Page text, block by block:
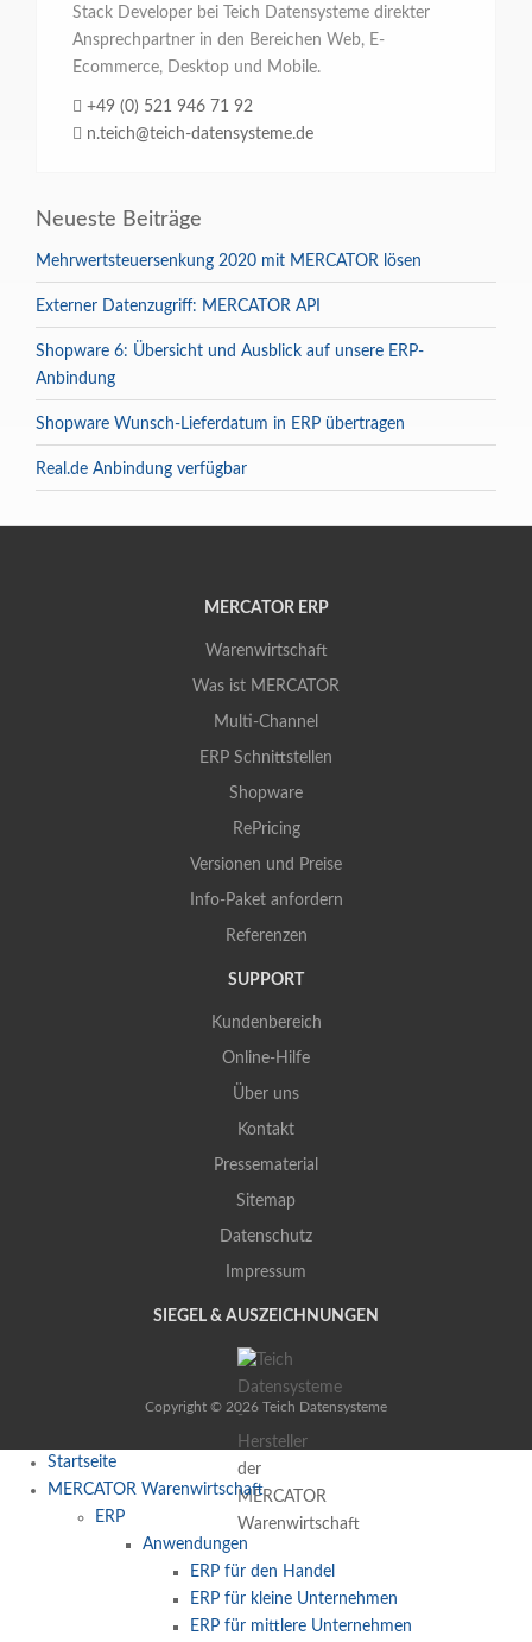
Stack Developer bei Teich Datensysteme direkter
Ansprechpartner in den Bereichen Web, E-
Ecommerce, Desktop und Mobile.
+49 (0) 521 946 71 92
n.teich@teich-datensysteme.de
Neueste Beiträge
Mehrwertsteuersenkung 2020 mit MERCATOR lösen
Externer Datenzugriff: MERCATOR API
Shopware 6: Übersicht und Ausblick auf unsere ERP-
Anbindung
Shopware Wunsch-Lieferdatum in ERP übertragen
Real.de Anbindung verfügbar
MERCATOR ERP
Warenwirtschaft
Was ist MERCATOR
Multi-Channel
ERP Schnittstellen
Shopware
RePricing
Versionen und Preise
Info-Paket anfordern
Referenzen
SUPPORT
Kundenbereich
Online-Hilfe
Über uns
Kontakt
Pressematerial
Sitemap
Datenschutz
Impressum
SIEGEL & AUSZEICHNUNGEN
Copyright © 2026 Teich Datensysteme
Startseite
MERCATOR Warenwirtschaft
ERP
Anwendungen
ERP für den Handel
ERP für kleine Unternehmen
ERP für mittlere Unternehmen